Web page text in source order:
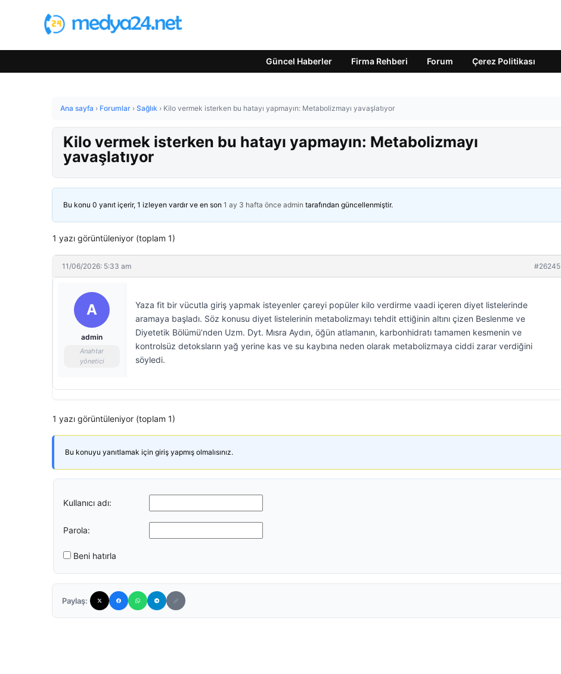
Güncel Haberler Firma Rehberi Forum Çerez Politikası
Ana sayfa › Forumlar › Sağlık › Kilo vermek isterken bu hatayı yapmayın: Metabolizmayı yavaşlatıyor
Kilo vermek isterken bu hatayı yapmayın: Metabolizmayı
yavaşlatıyor
Bu konu 0 yanıt içerir, 1 izleyen vardır ve en son 1 ay 3 hafta önce admin tarafından güncellenmiştir.
1 yazı görüntüleniyor (toplam 1)
11/06/2026: 5:33 am #26245
A
admin
Anahtar
yönetici
Yaza fit bir vücutla giriş yapmak isteyenler çareyi popüler kilo verdirme vaadi içeren diyet listelerinde
aramaya başladı. Söz konusu diyet listelerinin metabolizmayı tehdit ettiğinin altını çizen Beslenme ve
Diyetetik Bölümü’nden Uzm. Dyt. Mısra Aydın, öğün atlamanın, karbonhidratı tamamen kesmenin ve
kontrolsüz detoksların yağ yerine kas ve su kaybına neden olarak metabolizmaya ciddi zarar verdiğini
söyledi.
1 yazı görüntüleniyor (toplam 1)
Bu konuyu yanıtlamak için giriş yapmış olmalısınız.
Kullanıcı adı:
Parola:
Beni hatırla
Paylaş: